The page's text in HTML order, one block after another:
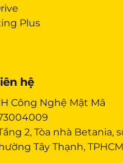
Plus
hệ
Công Nghệ Mật Mã
2, Tòa nhà Betania,
Tây Thạnh, TPHCM